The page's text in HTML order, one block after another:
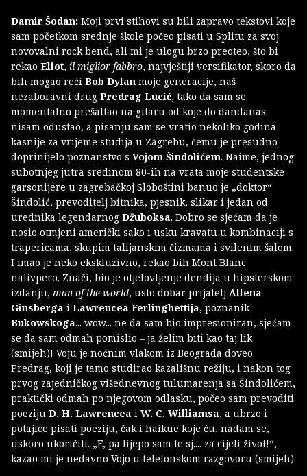
Damir Šodan: Moji prvi stihovi su bili zapravo tekstovi koje
sam početkom srednje škole počeo pisati u Splitu za svoj
novovalni rock bend, ali mi je ulogu brzo preoteo, što bi
rekao Eliot, il miglior fabbro, najvještiji versifikator, skoro da
bih mogao reći Bob Dylan moje generacije, naš
nezaboravni drug Predrag Lucić, tako da sam se
momentalno prešaltao na gitaru od koje do dandanas
nisam odustao, a pisanju sam se vratio nekoliko godina
kasnije za vrijeme studija u Zagrebu, čemu je presudno
doprinijelo poznanstvo s Vojom Šindolićem. Naime, jednog
subotnjeg jutra sredinom 80-ih na vrata moje studentske
garsonijere u zagrebačkoj Sloboštini banuo je „doktor“
Šindolić, prevoditelj bitnika, pjesnik, slikar i jedan od
urednika legendarnog Džuboksa. Dobro se sjećam da je
nosio otmjeni američki sako i usku kravatu u kombinaciji s
trapericama, skupim talijanskim čizmama i svilenim šalom.
I imao je neko ekskluzivno, rekao bih Mont Blanc
nalivpero. Znači, bio je otjelovljenje dendija u hipsterskom
izdanju, man of the world, usto dobar prijatelj Allena
Ginsberga i Lawrencea Ferlinghettija, poznanik
Bukowskoga... wow... ne da sam bio impresioniran, sjećam
se da sam odmah pomislio – ja želim biti kao taj lik
(smijeh)! Voju je noćnim vlakom iz Beograda doveo
Predrag, koji je tamo studirao kazališnu režiju, i nakon tog
prvog zajedničkog višednevnog tulumarenja sa Šindolićem,
praktički odmah po njegovom odlasku, počeo sam prevoditi
poeziju D. H. Lawrencea i W. C. Williamsa, a ubrzo i
potajice pisati poeziju, čak i haikue koje ću, nadam se,
uskoro ukoričiti. „E, pa lijepo sam te sj.... za cijeli život!“,
kazao mi je nedavno Vojo u telefonskom razgovoru (smijeh).